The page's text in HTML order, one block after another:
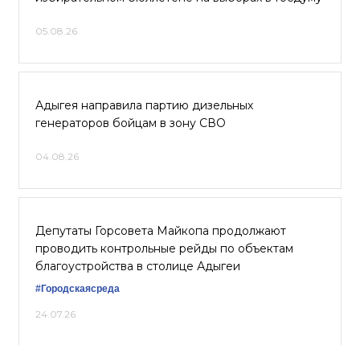
05.08.26
Адыгея направила партию дизельных
генераторов бойцам в зону СВО
04.08.26
Депутаты Горсовета Майкопа продолжают
проводить контрольные рейды по объектам
благоустройства в столице Адыгеи
#Городскаясреда
24.07.26